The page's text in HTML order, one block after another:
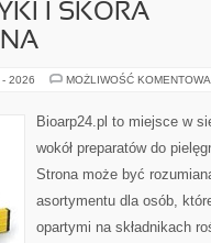
I SKÓRA
2026 MOŻLIWOŚĆ
Bioarp24.pl to miejsce w
wokół preparatów do
Strona może być
asortymentu dla osób,
opartymi na składnikach